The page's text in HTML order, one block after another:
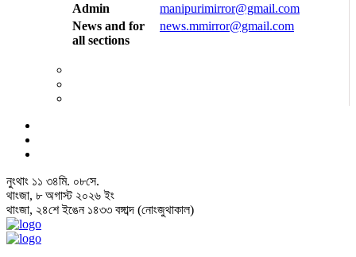
Admin
manipurimirror@gmail.com
News and for
all sections
news.mmirror@gmail.com
নুংথাং ১১ ৩৪মি. ০৮সে.
থাংজা, ৮ অগাস্ট ২০২৬ ইং
থাংজা, ২৪শে ইঙেন ১৪৩৩ বঙ্গাব্দ (নোংজুথাকাল)